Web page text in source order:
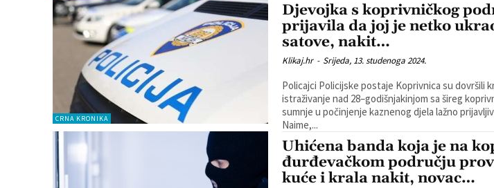
CRNA KRONIKA
Djevojka s koprivničkog
prijavila da joj je netko
satove, nakit…
Klikaj.hr - Srijeda, 13. studenoga 2024.
Policajci Policijske postaje Koprivnica su dovršili
istraživanje nad 28–godišnjakinjom sa šireg
sumnje u počinjenje kaznenog djela lažno
Naime,...
Uhićena banda koja je na
đurđevačkom području
kuće i krala nakit, novac…